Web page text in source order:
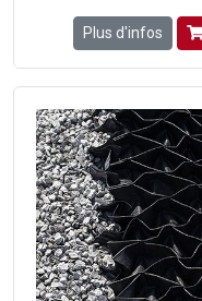
Plus d'infos